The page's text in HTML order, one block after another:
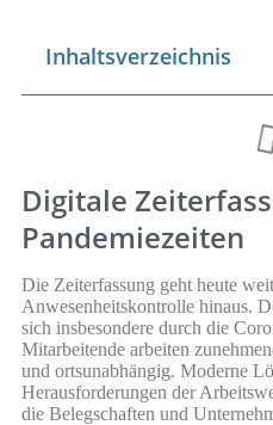
Inhaltsverzeichnis
Digitale
Pandemiezeiten
Die Zeiterfassung geht heute
Anwesenheitskontrolle hinaus.
sich insbesondere durch die
Mitarbeitende arbeiten
und ortsunabhängig. Moderne
Herausforderungen der
die Belegschaften und